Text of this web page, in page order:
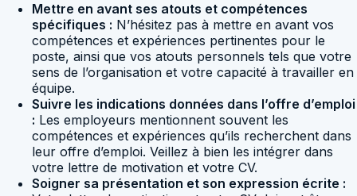
Mettre en avant ses atouts et compétences
spécifiques : N’hésitez pas à mettre en avant vos
compétences et expériences pertinentes pour le
poste, ainsi que vos atouts personnels tels que votre
sens de l’organisation et votre capacité à travailler en
équipe.
Suivre les indications données dans l’offre d’emploi
: Les employeurs mentionnent souvent les
compétences et expériences qu’ils recherchent dans
leur offre d’emploi. Veillez à bien les intégrer dans
votre lettre de motivation et votre CV.
Soigner sa présentation et son expression écrite :